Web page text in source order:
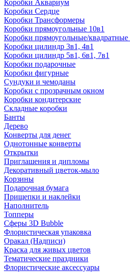
Коробки Аквариум
Коробки Сердце
Коробки Трансформеры
Коробки прямоугольные 10в1
Коробки прямоугольные/квадратные
Коробки цилиндр 3в1, 4в1
Коробки цилиндр 5в1, 6в1, 7в1
Коробки подарочные
Коробки фигурные
Сундуки и чемоданы
Коробки с прозрачным окном
Коробки кондитерские
Складные коробки
Банты
Дерево
Конверты для денег
Однотонные конверты
Открытки
Приглашения и дипломы
Декоративный цветок-мыло
Корзины
Подарочная бумага
Прищепки и наклейки
Наполнитель
Топперы
Сферы 3D Bubble
Флористическая упаковка
Оракал (Надписи)
Краска для живых цветов
Тематические праздники
Флористические аксессуары